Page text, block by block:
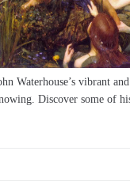
Waterhouse’s vibrant
Discover some of